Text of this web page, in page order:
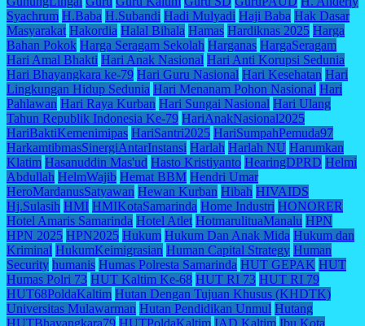
Syachrum H.Baba H.Subandi Hadi Mulyadi Haji Baba Hak Dasar
Masyarakat Hakordia Halal Bihala Hamas Hardiknas 2025 Harga
Bahan Pokok Harga Seragam Sekolah Harganas HargaSeragam
Hari Amal Bhakti Hari Anak Nasional Hari Anti Korupsi Sedunia
Hari Bhayangkara ke-79 Hari Guru Nasional Hari Kesehatan Hari
Lingkungan Hidup Sedunia Hari Menanam Pohon Nasional Hari
Pahlawan Hari Raya Kurban Hari Sungai Nasional Hari Ulang
Tahun Republik Indonesia Ke-79 HariAnakNasional2025
HariBaktiKemenimipas HariSantri2025 HariSumpahPemuda97
HarkamtibmasSinergiAntarInstansi Harlah Harlah NU Harumkan
Klatim Hasanuddin Mas'ud Hasto Kristiyanto HearingDPRD Helmi
Abdullah HelmWajib Hemat BBM Hendri Umar
HeroMardanusSatyawan Hewan Kurban Hibah HIVAIDS
Hj.Sulasih HMI HMIKotaSamarinda Home Industri HONORER
Hotel Amaris Samarinda Hotel Atlet HotmarulituaManalu HPN
HPN 2025 HPN2025 Hukum Hukum Dan Anak Mida Hukum dan
Kriminal HukumKeimigrasian Human Capital Strategy Human
Security humanis Humas Polresta Samarinda HUT GEPAK HUT
Humas Polri 73 HUT Kaltim Ke-68 HUT RI 73 HUT RI 79
HUT68PoldaKaltim Hutan Dengan Tujuan Khusus (KHDTK)
Universitas Mulawarman Hutan Pendidikan Unmul Hutang
HUTBhayangkara79 HUTPoldaKaltim IAD Kaltim Ibu Kota